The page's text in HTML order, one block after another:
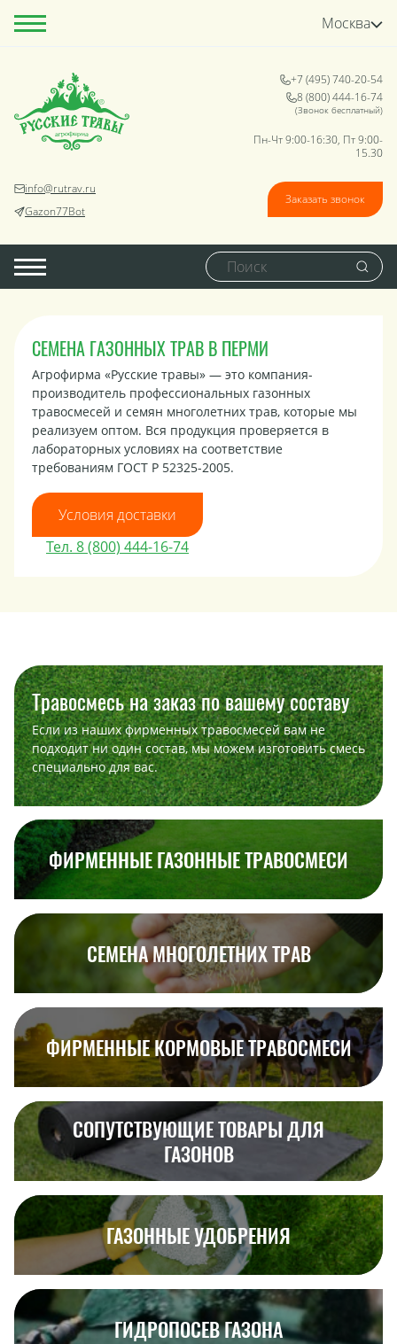
Москва
info@rutrav.ru
Gazon77Bot
+7 (495) 740-20-54
8 (800) 444-16-74
(Звонок бесплатный)
Пн-Чт 9:00-16:30, Пт 9:00-
15.30
Заказать звонок
СЕМЕНА ГАЗОННЫХ ТРАВ В ПЕРМИ
Агрофирма «Русские травы» — это компания-
производитель профессиональных газонных
травосмесей и семян многолетних трав, которые мы
реализуем оптом. Вся продукция проверяется в
лабораторных условиях на соответствие
требованиям ГОСТ Р 52325-2005.
Условия доставки
Тел. 8 (800) 444-16-74
Травосмесь на заказ по вашему составу
Если из наших фирменных травосмесей вам не
подходит ни один состав, мы можем изготовить смесь
специально для вас.
ФИРМЕННЫЕ ГАЗОННЫЕ ТРАВОСМЕСИ
СЕМЕНА МНОГОЛЕТНИХ ТРАВ
ФИРМЕННЫЕ КОРМОВЫЕ ТРАВОСМЕСИ
СОПУТСТВУЮЩИЕ ТОВАРЫ ДЛЯ
ГАЗОНОВ
ГАЗОННЫЕ УДОБРЕНИЯ
ГИДРОПОСЕВ ГАЗОНА